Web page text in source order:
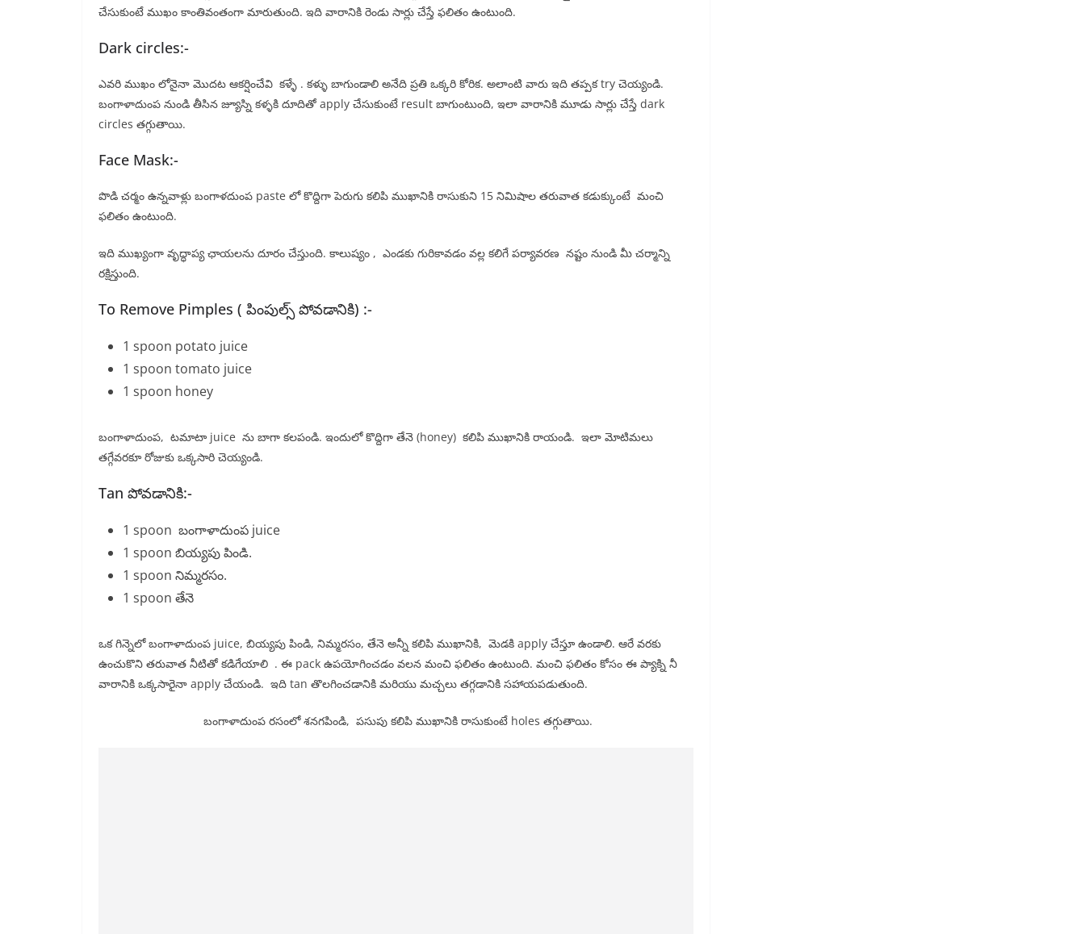
చేసుకుంటే ముఖం కాంతివంతంగా మారుతుంది. ఇది వారానికి రెండు సార్లు చేస్తే ఫలితం ఉంటుంది.
Dark circles:-
ఎవరి ముఖం లోనైనా మొదట ఆకర్షించేవి కళ్ళే . కళ్ళు బాగుండాలి అనేది ప్రతి ఒక్కరి కోరిక. అలాంటి వారు ఇది తప్పక try చెయ్యండి.
బంగాళాదుంప నుండి తీసిన జ్యూస్ని కళ్ళకి దూదితో apply చేసుకుంటే result బాగుంటుంది, ఇలా వారానికి మూడు సార్లు చేస్తే dark
circles తగ్గుతాయి.
Face Mask:-
పొడి చర్మం ఉన్నవాళ్లు బంగాళదుంప paste లో కొద్దిగా పెరుగు కలిపి ముఖానికి రాసుకుని 15 నిమిషాల తరువాత కడుక్కుంటే మంచి
ఫలితం ఉంటుంది.
ఇది ముఖ్యంగా వృద్ధాప్య ఛాయలను దూరం చేస్తుంది. కాలుష్యం , ఎండకు గురికావడం వల్ల కలిగే పర్యావరణ నష్టం నుండి మీ చర్మాన్ని
రక్షిస్తుంది.
To Remove Pimples ( పింపుల్స్ పోవడానికి) :-
1 spoon potato juice
1 spoon tomato juice
1 spoon honey
బంగాళాదుంప, టమాటా juice ను బాగా కలపండి. ఇందులో కొద్దిగా తేనె (honey) కలిపి ముఖానికి రాయండి. ఇలా మోటిమలు
తగ్గేవరకూ రోజుకు ఒక్కసారి చెయ్యండి.
Tan పోవడానికి:-
1 spoon బంగాళాదుంప juice
1 spoon బియ్యపు పిండి.
1 spoon నిమ్మరసం.
1 spoon తేనె
ఒక గిన్నెలో బంగాళాదుంప juice, బియ్యపు పిండి, నిమ్మరసం, తేనె అన్నీ కలిపి ముఖానికి, మెడకి apply చేస్తూ ఉండాలి. ఆరే వరకు
ఉంచుకొని తరువాత నీటితో కడిగేయాలి . ఈ pack ఉపయోగించడం వలన మంచి ఫలితం ఉంటుంది. మంచి ఫలితం కోసం ఈ ప్యాక్ని నీ
వారానికి ఒక్కసారైనా apply చేయండి. ఇది tan తొలగించడానికి మరియు మచ్చలు తగ్గడానికి సహాయపడుతుంది.
బంగాళాదుంప రసంలో శనగపిండి, పసుపు కలిపి ముఖానికి రాసుకుంటే holes తగ్గుతాయి.